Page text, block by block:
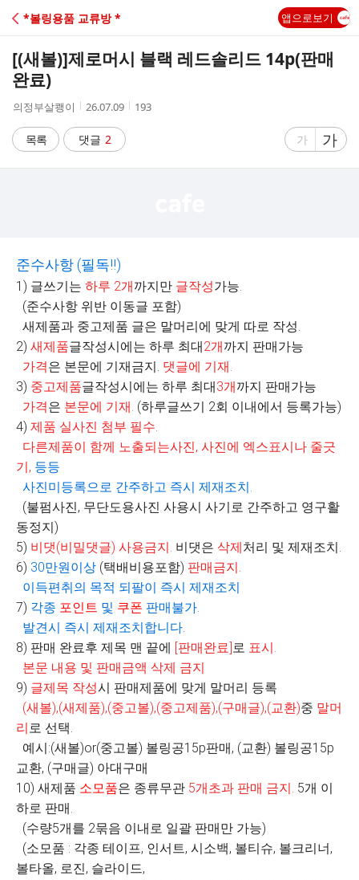
C
A
*볼링용품 교류방 * 앱으로보기
[(새볼)]제로머시 블랙 레드솔리드 14p(판매
완료)
작
자
의정부살쾡이
작
시
간
26.07.09
조
193
목록 댓글 2
글
가
글
자
가
준수사항 (필독!!)
1) 글쓰기는 하루 2개까지만 글작성가능.
(준수사항 위반 이동글 포함)
새제품과 중고제품 글은 말머리에 맞게 따로 작성.
2) 새제품글작성시에는 하루 최대2개까지 판매가능
가격은 본문에 기재금지. 댓글에 기재.
3) 중고제품글작성시에는 하루 최대3개까지 판매가능
가격은 본문에 기재. (하루글쓰기 2회 이내에서 등록가능)
4) 제품 실사진 첨부 필수.
다른제품이 함께 노출되는사진, 사진에 엑스표시나 줄긋
기, 등등
사진미등록으로 간주하고 즉시 제재조치.
(불펌사진, 무단도용사진 사용시 사기로 간주하고 영구활
동정지)
5) 비댓(비밀댓글) 사용금지. 비댓은 삭제처리 및 제재조치.
6) 30만원이상 (택배비용포함) 판매금지.
이득편취의 목적 되팔이 즉시 제재조치
7) 각종 포인트 및 쿠폰 판매불가.
발견시 즉시 제재조치합니다.
8) 판매 완료후 제목 맨 끝에 [판매완료]로 표시.
본문 내용 및 판매금액 삭제 금지
9) 글제목 작성시 판매제품에 맞게 말머리 등록
(새볼),(새제품),(중고볼),(중고제품),(구매글),(교환)중 말머
리로 선택.
예시:(새볼)or(중고볼) 볼링공15p판매, (교환) 볼링공15p
교환, (구매글) 아대구매
10) 새제품 소모품은 종류무관 5개초과 판매 금지. 5개 이
하로 판매.
(수량5개를 2묶음 이내로 일괄 판매만 가능)
(소모품 : 각종 테이프, 인서트, 시소백, 볼티슈, 볼크리너,
볼타올, 로진, 슬라이드,